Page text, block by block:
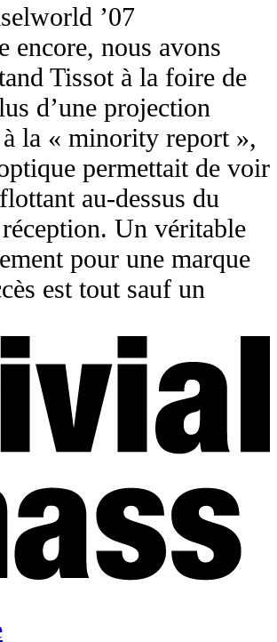
’07
encore, nous avons
Tissot à la foire de
d’une projection
la « minority report »,
permettait de voir
au-dessus du
Un véritable
pour une marque
est tout sauf un